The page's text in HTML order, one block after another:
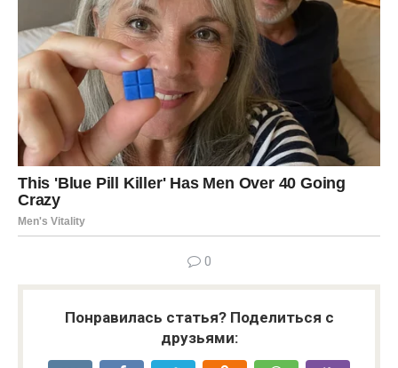
0
Понравилась статья? Поделиться с
друзьями: